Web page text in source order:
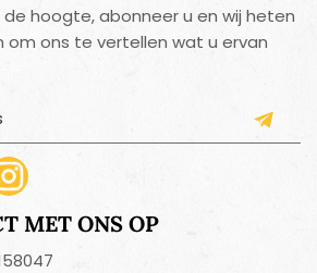
de hoogte, abonneer u en wij heten
om ons te vertellen wat u ervan
MET ONS OP